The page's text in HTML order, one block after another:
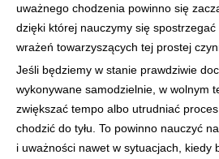
uważnego chodzenia powinno się
dzięki której nauczymy się
wrażeń towarzyszących tej prostej
Jeśli będziemy w stanie prawdziwie
wykonywane samodzielnie, w wolnym
zwiększać tempo albo utrudniać
chodzić do tyłu. To powinno nauczyć
i uważności nawet w sytuacjach, kiedy